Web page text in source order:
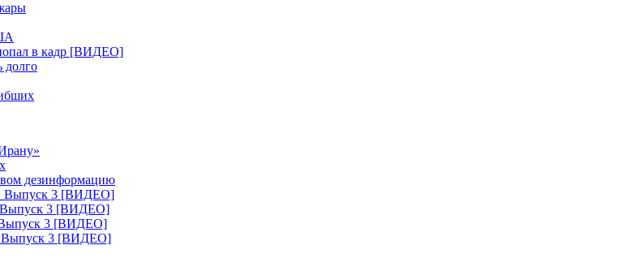
попал в кадр [ВИДЕО]
долго
дезинформацию
Выпуск 3 [ВИДЕО]
Выпуск 3 [ВИДЕО]
Выпуск 3 [ВИДЕО]
Выпуск 3 [ВИДЕО]